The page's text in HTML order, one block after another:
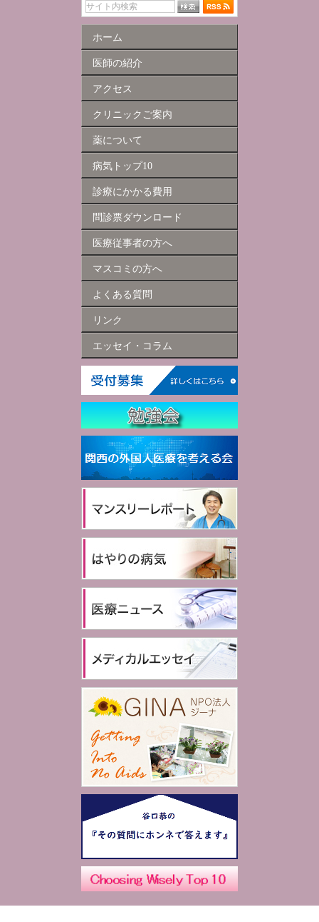
ホーム
医師の紹介
アクセス
クリニックご案内
薬について
病気トップ10
診療にかかる費用
問診票ダウンロード
医療従事者の方へ
マスコミの方へ
よくある質問
リンク
エッセイ・コラム